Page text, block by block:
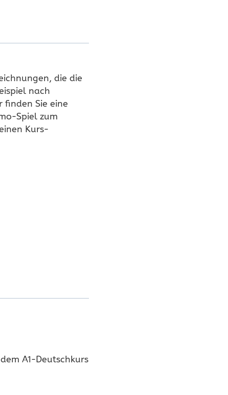
die die
nach
finden Sie eine
Spiel zum
Kurs-
A1-Deutschkurs